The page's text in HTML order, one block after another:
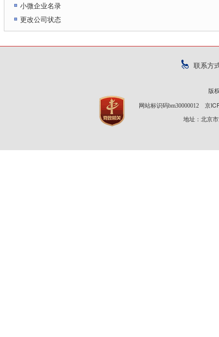
小微企业名录
更改公司状态
联系方
版
网站标识码bm30000012 京
地址：北京